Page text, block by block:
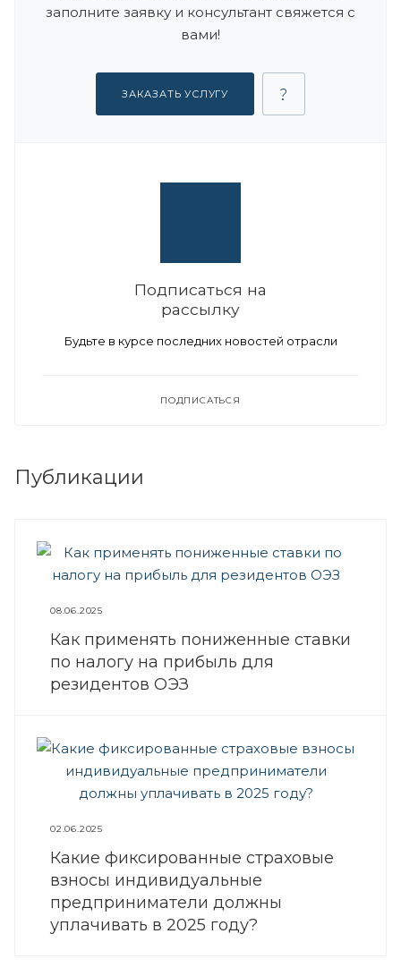
заполните заявку и консультант свяжется с
вами!
ЗАКАЗАТЬ УСЛУГУ
Подписаться на
рассылку
Будьте в курсе последних новостей отрасли
ПОДПИСАТЬСЯ
Публикации
08.06.2025
Как применять пониженные ставки
по налогу на прибыль для
резидентов ОЭЗ
02.06.2025
Какие фиксированные страховые
взносы индивидуальные
предприниматели должны
уплачивать в 2025 году?